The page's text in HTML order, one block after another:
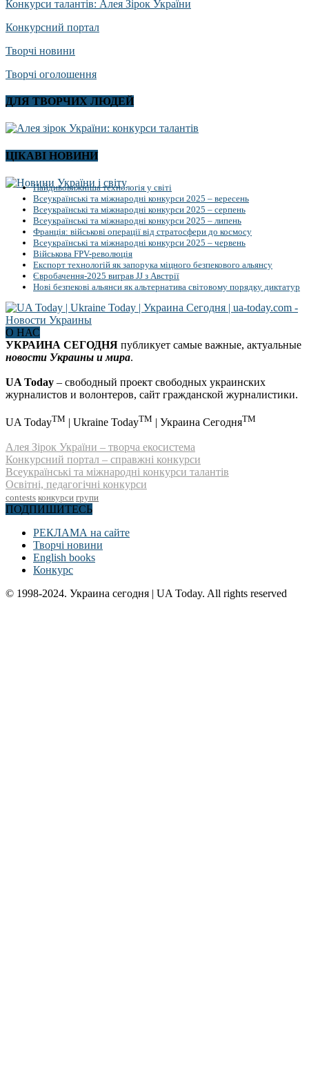
Конкурси талантів: Алея Зірок України
Конкурсний портал
Творчі новини
Творчі оголошення
ДЛЯ ТВОРЧИХ ЛЮДЕЙ
ЦІКАВІ НОВИНИ
Найдивовижніша технологія у світі
Всеукраїнські та міжнародні конкурси 2025 – вересень
Всеукраїнські та міжнародні конкурси 2025 – серпень
Всеукраїнські та міжнародні конкурси 2025 – липень
Франція: військові операції від стратосфери до космосу
Всеукраїнські та міжнародні конкурси 2025 – червень
Військова FPV-революція
Експорт технологій як запорука міцного безпекового альянсу
Євробачення-2025 виграв JJ з Австрії
Нові безпекові альянси як альтернатива світовому порядку диктатур
О НАС
УКРАИНА СЕГОДНЯ публикует самые важные, актуальные
новости Украины и мира.
UA Today – свободный проект свободных украинских
журналистов и волонтеров, сайт гражданской журналистики.
UA TodayTM | Ukraine TodayTM | Украина СегодняTM
Алея Зірок України – творча екосистема
Конкурсний портал – справжні конкурси
Всеукраїнські та міжнародні конкурси талантів
Освітні, педагогічні конкурси
contests конкурси групи
ПОДПИШИТЕСЬ
РЕКЛАМА на сайте
Творчі новини
English books
Конкурс
© 1998-2024. Украина сегодня | UA Today. All rights reserved